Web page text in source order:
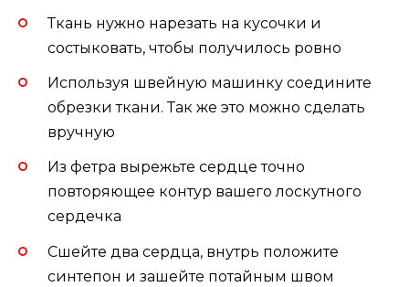
Ткань нужно нарезать на кусочки и
состыковать, чтобы получилось ровно
Используя швейную машинку соедините
обрезки ткани. Так же это можно сделать
вручную
Из фетра вырежьте сердце точно
повторяющее контур вашего лоскутного
сердечка
Сшейте два сердца, внутрь положите
синтепон и зашейте потайным швом